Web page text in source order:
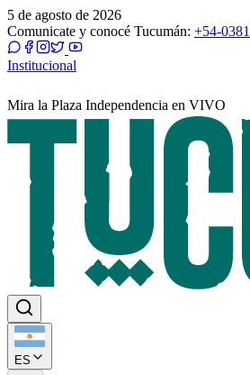
5 de agosto de 2026
Comunicate y conocé Tucumán: +54-
Institucional
Mira la Plaza Independencia en VIVO
ES